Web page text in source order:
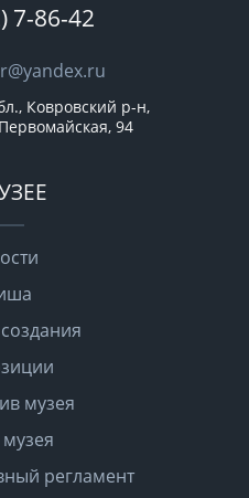
7-86-42
Ковровский р-н,
94
музея
регламент